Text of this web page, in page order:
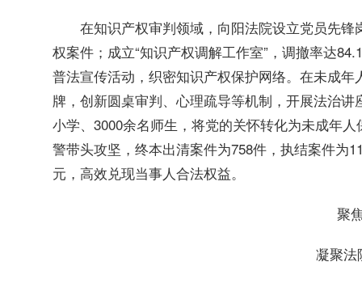
在知识产权审判领域，向阳法院设立党员先锋
权案件；成立“知识产权调解工作室”，调撤率达
普法宣传活动，织密知识产权保护网络。在未成年
牌，创新圆桌审判、心理疏导等机制，开展法治
小学、3000余名师生，将党的关怀转化为未成年
警带头攻坚，终本出清案件为758件，执结案件为
元，高效兑现当事人合法权益。
聚
凝聚法